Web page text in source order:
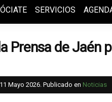
SERVICIOS
Prensa de Jaén
11 Mayo 2026. Publicado en Noticias